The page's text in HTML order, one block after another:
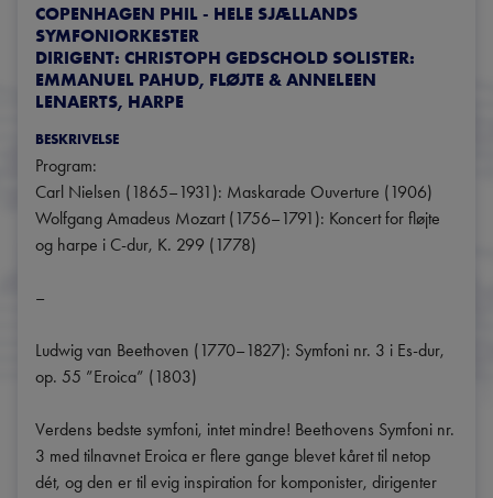
COPENHAGEN PHIL - HELE SJÆLLANDS
SYMFONIORKESTER
DIRIGENT: CHRISTOPH GEDSCHOLD SOLISTER:
EMMANUEL PAHUD, FLØJTE & ANNELEEN
LENAERTS, HARPE
BESKRIVELSE
Program:
Carl Nielsen (1865–1931): Maskarade Ouverture (1906)
Wolfgang Amadeus Mozart (1756–1791): Koncert for fløjte
og harpe i C-dur, K. 299 (1778)
–
Ludwig van Beethoven (1770–1827): Symfoni nr. 3 i Es-dur,
op. 55 ”Eroica” (1803)
Verdens bedste symfoni, intet mindre! Beethovens Symfoni nr.
3 med tilnavnet Eroica er flere gange blevet kåret til netop
dét, og den er til evig inspiration for komponister, dirigenter